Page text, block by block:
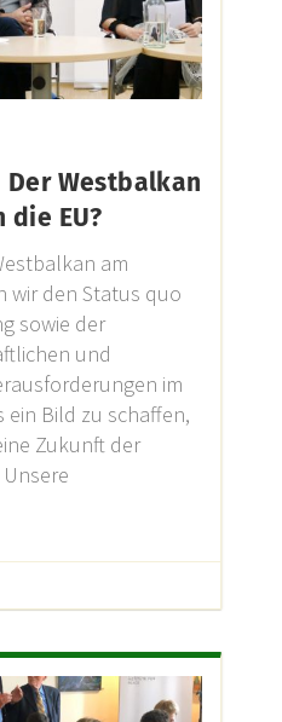
Westbalkan
die EU?
am
wir den Status quo
sowie der
und
im
Bild zu schaffen,
Zukunft der